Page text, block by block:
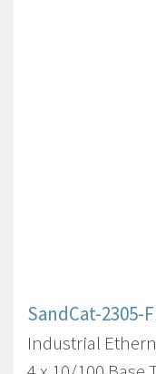
SandCat-2305-
Industrial